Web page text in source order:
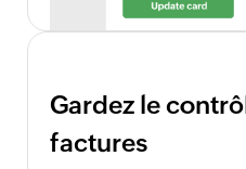
Gardez le
factures